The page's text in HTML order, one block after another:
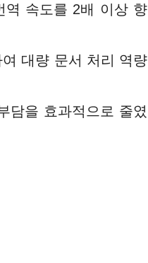
역 속도를 2배 이상 향
대량 문서 처리 역량
담을 효과적으로 줄였